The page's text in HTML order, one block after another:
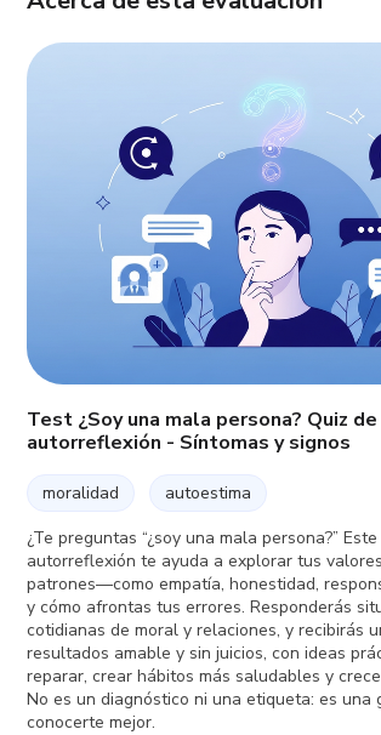
Test ¿Soy una mala persona? Quiz de
autorreflexión - Síntomas y signos
moralidad
autoestima
¿Te preguntas “¿soy una mala persona?”
autorreflexión te ayuda a explorar tus
patrones—como empatía, honestidad,
y cómo afrontas tus errores. Responderás
cotidianas de moral y relaciones, y recibirás
resultados amable y sin juicios, con ideas
reparar, crear hábitos más saludables y
No es un diagnóstico ni una etiqueta: es una
conocerte mejor.